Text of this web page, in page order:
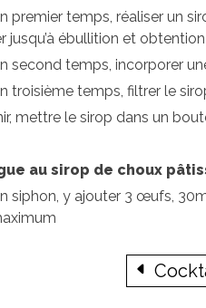
premier temps, réaliser un
jusqu’à ébullition et
second temps, incorporer
troisième temps, filtrer le
mettre le sirop dans un
au sirop de choux
siphon, y ajouter 3 œufs,